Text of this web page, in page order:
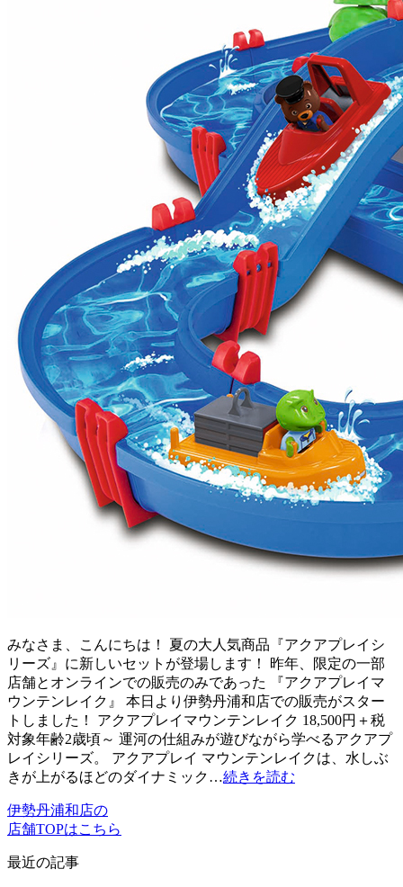
みなさま、こんにちは！ 夏の大人気商品『アクアプレイシ
リーズ』に新しいセットが登場します！ 昨年、限定の一部
店舗とオンラインでの販売のみであった 『アクアプレイマ
ウンテンレイク』 本日より伊勢丹浦和店での販売がスター
トしました！ アクアプレイマウンテンレイク 18,500円＋税
対象年齢2歳頃～ 運河の仕組みが遊びながら学べるアクアプ
レイシリーズ。 アクアプレイ マウンテンレイクは、水しぶ
きが上がるほどのダイナミック…続きを読む
伊勢丹浦和店の
店舗TOPはこちら
最近の記事